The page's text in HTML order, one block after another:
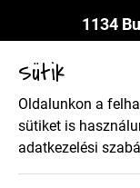
1134
Sütik
Oldalunkon a
sütiket is
adatkezelési